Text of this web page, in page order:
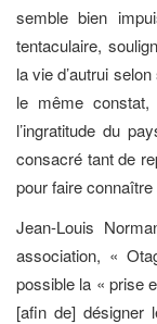
semble bien
tentaculaire,
la vie d’autrui
le même constat,
l’ingratitude du
consacré tant de
pour faire
Jean-Louis
association, «
possible la « prise
[afin de] désigner